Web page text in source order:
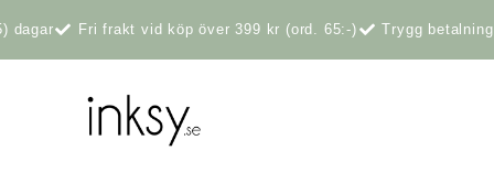
dagar Fri frakt vid köp över 399 kr (ord. 65:-) Trygg